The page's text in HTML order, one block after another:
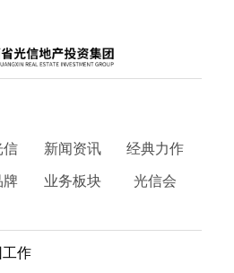
信 新闻资讯 经典力作
牌 业务板块 光信会
作